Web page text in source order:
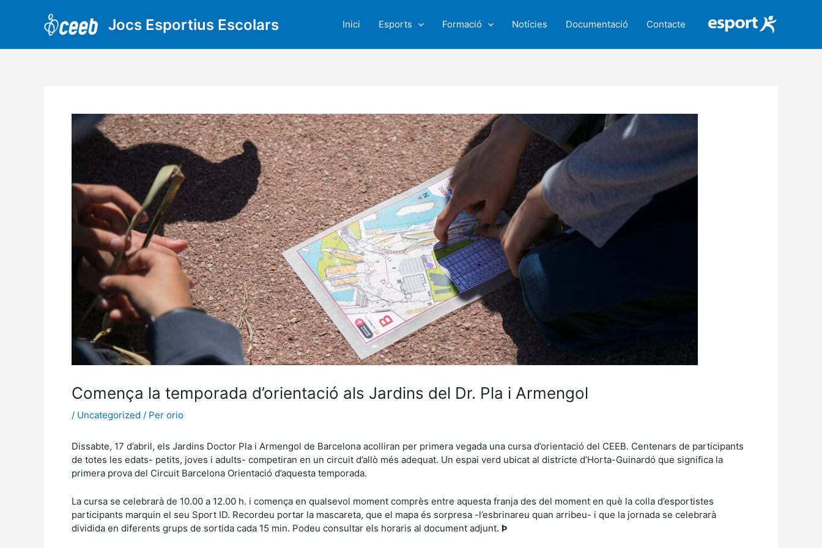
Jocs Esportius Escolars Inici Esports Formació Notícies Documentació Contacte
Comença la temporada d’orientació als Jardins del Dr. Pla i Armengol
/ Uncategorized / Per orio
Dissabte, 17 d’abril, els Jardins Doctor Pla i Armengol de Barcelona acolliran per primera vegada una cursa d’orientació del CEEB. Centenars de participants
de totes les edats- petits, joves i adults- competiran en un circuit d’allò més adequat. Un espai verd ubicat al districte d’Horta-Guinardó que significa la
primera prova del Circuit Barcelona Orientació d’aquesta temporada.
La cursa se celebrarà de 10.00 a 12.00 h. i comença en qualsevol moment comprès entre aquesta franja des del moment en què la colla d’esportistes
participants marquin el seu Sport ID. Recordeu portar la mascareta, que el mapa és sorpresa -l’esbrinareu quan arribeu- i que la jornada se celebrarà
dividida en diferents grups de sortida cada 15 min. Podeu consultar els horaris al document adjunt. Þ